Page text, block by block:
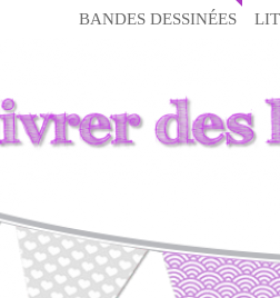
BANDES DESSINÉES